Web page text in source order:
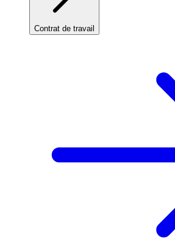
Contrat de travail